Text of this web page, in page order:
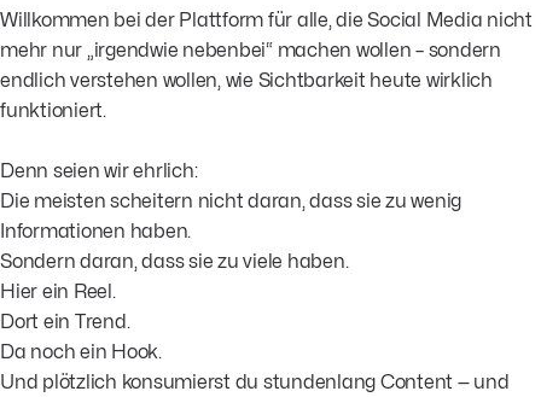
Willkommen bei der Plattform für alle, die Social Media nicht
mehr nur „irgendwie nebenbei“ machen wollen – sondern
endlich verstehen wollen, wie Sichtbarkeit heute wirklich
funktioniert.
Denn seien wir ehrlich:
Die meisten scheitern nicht daran, dass sie zu wenig
Informationen haben.
Sondern daran, dass sie zu viele haben.
Hier ein Reel.
Dort ein Trend.
Da noch ein Hook.
Und plötzlich konsumierst du stundenlang Content — und